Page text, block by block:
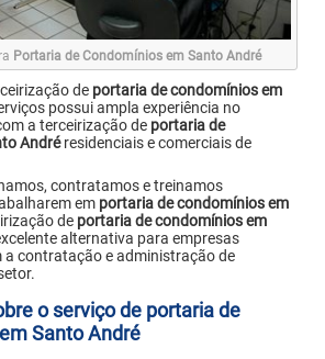
Portaria de Condomínios em Santo André
de portaria de condomínios em
possui ampla experiência no
a terceirização de portaria de
Andréresidenciais e comerciais de
contratamos e treinamos
em portaria de condomínios em
de portaria de condomínios em
alternativa para empresas
a contratação e administração de
o serviço de portaria de
Santo André